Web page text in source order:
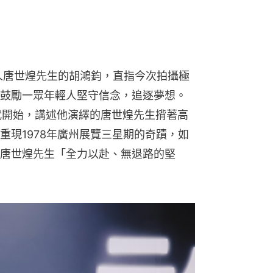
世煌先生的胡鴻鈞，直指今次拍攝極
勵一眾年輕人堅守信念，追逐夢想。
始，講述他演繹的唐世煌先生揹著高
現1978年廣州展覽三星期的奇蹟，如
世煌先生「全力以赴、無退路的堅